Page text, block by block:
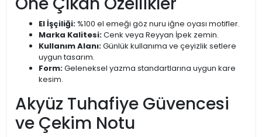
El İşçiliği: %100 el emeği göz nuru iğne oyası motifler.
Marka Kalitesi:Cenk veya Reyyan İpek zemin.
Kullanım Alanı:Günlük kullanıma ve çeyizlik setlere
uygun tasarım.
Form:Geleneksel yazma standartlarına uygun kare
kesim.
Akyüz Tuhafiye Güvencesi
ve Çekim Notu